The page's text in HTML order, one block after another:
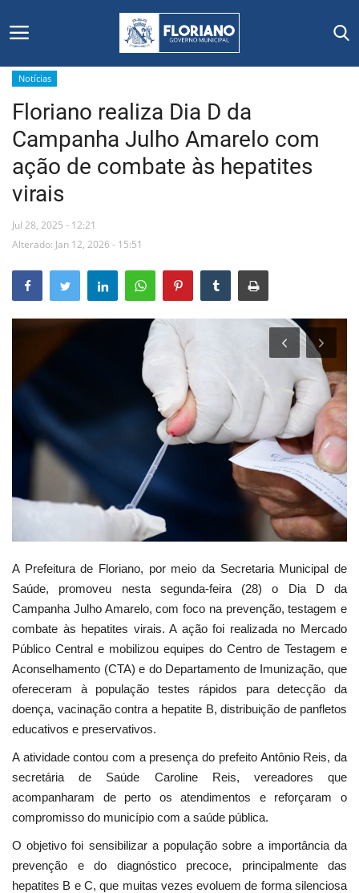
Início
Editais
Floriano
Secretarias e Órgãos
Mural de Licitações
Vídeos
Webmail
Contato
Notícias
Floriano realiza Dia D da
Campanha Julho Amarelo com
ação de combate às hepatites
virais
Jul 28, 2025 - 12:21
Alterado: Jan 12, 2026 - 15:51
A Prefeitura de Floriano, por meio da Secretaria Municipal de
Saúde, promoveu nesta segunda-feira (28) o Dia D da
Campanha Julho Amarelo, com foco na prevenção, testagem e
combate às hepatites virais. A ação foi realizada no Mercado
Público Central e mobilizou equipes do Centro de Testagem e
Aconselhamento (CTA) e do Departamento de Imunização, que
ofereceram à população testes rápidos para detecção da
doença, vacinação contra a hepatite B, distribuição de panfletos
educativos e preservativos.
A atividade contou com a presença do prefeito Antônio Reis, da
secretária de Saúde Caroline Reis, vereadores que
acompanharam de perto os atendimentos e reforçaram o
compromisso do município com a saúde pública.
O objetivo foi sensibilizar a população sobre a importância da
prevenção e do diagnóstico precoce, principalmente das
hepatites B e C, que muitas vezes evoluem de forma silenciosa